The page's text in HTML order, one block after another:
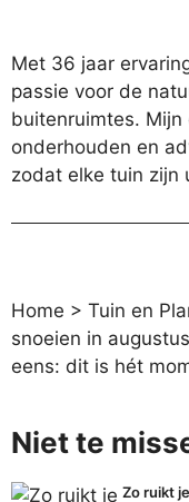
Met 36 jaar
passie voor de
buitenruimtes.
onderhouden en
zodat elke tuin zijn
Home > Tuin en
snoeien in
eens: dit is hét
Niet te
Zo ruikt